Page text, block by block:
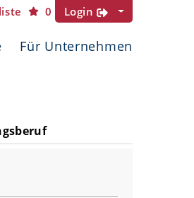
0 Login
Für Unternehmen